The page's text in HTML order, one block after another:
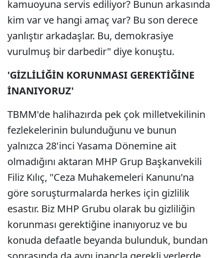
kamuoyuna servis ediliyor? Bunun arkasında
kim var ve hangi amaç var? Bu son derece
yanlıştır arkadaşlar. Bu, demokrasiye
vurulmuş bir darbedir" diye konuştu.
'GİZLİLİĞİN KORUNMASI GEREKTİĞİNE
İNANIYORUZ'
TBMM'de halihazırda pek çok milletvekilinin
fezlekelerinin bulunduğunu ve bunun
yalnızca 28'inci Yasama Dönemine ait
olmadığını aktaran MHP Grup Başkanvekili
Filiz Kılıç, "Ceza Muhakemeleri Kanunu'na
göre soruşturmalarda herkes için gizlilik
esastır. Biz MHP Grubu olarak bu gizliliğin
korunması gerektiğine inanıyoruz ve bu
konuda defaatle beyanda bulunduk, bundan